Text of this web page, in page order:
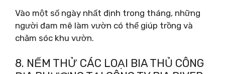
Vào một số ngày nhất định trong tháng, những
người đam mê làm vườn có thể giúp trồng và
chăm sóc khu vườn.
8. NẾM THỬ CÁC LOẠI BIA THỦ CÔNG